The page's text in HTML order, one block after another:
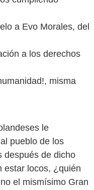
a Evo Morales, del
a los derechos
misma
le
pueblo de los
después de dicho
estar locos, ¿quién
el mismísimo Gran